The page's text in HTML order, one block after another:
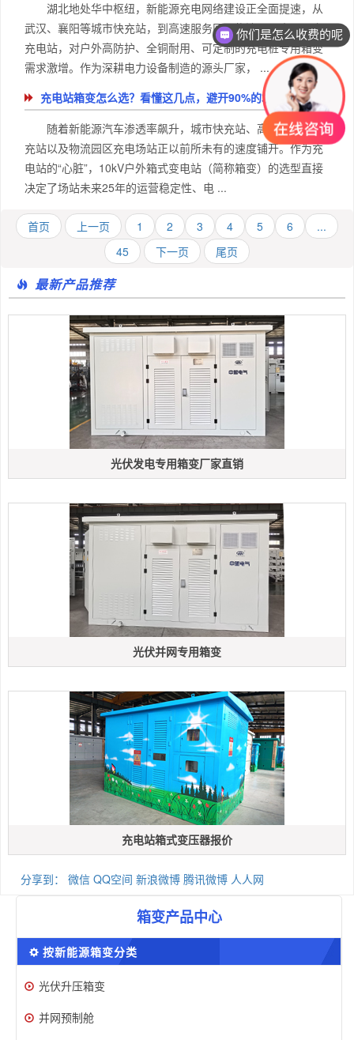
湖北地处华中枢纽，新能源充电网络建设正全面提速，从
武汉、襄阳等城市快充站，到高速服务区、物流园、小区配套
充电站，对户外高防护、全铜耐用、可定制的充电桩专用箱变
需求激增。作为深耕电力设备制造的源头厂家， ...
充电站箱变怎么选？看懂这几点，避开90%的坑
随着新能源汽车渗透率飙升，城市快充站、高速服务区超
充站以及物流园区充电场站正以前所未有的速度铺开。作为充
电站的“心脏”，10kV户外箱式变电站（简称箱变）的选型直接
决定了场站未来25年的运营稳定性、电 ...
首页 上一页 1 2 3 4 5 6
...
45
下一页 尾页
最新产品推荐
光伏发电专用箱变厂家直销
光伏并网专用箱变
充电站箱式变压器报价
分享到： 微信 QQ空间 新浪微博 腾讯微博 人人网
箱变产品中心
按新能源箱变分类
光伏升压箱变
并网预制舱
你们是怎么收费的呢